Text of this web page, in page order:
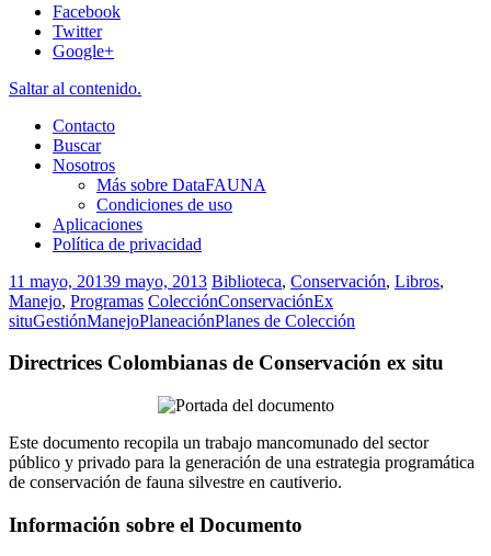
Facebook
Twitter
Google+
Saltar al contenido.
Contacto
Buscar
Nosotros
Más sobre DataFAUNA
Condiciones de uso
Aplicaciones
Política de privacidad
11 mayo, 20139 mayo, 2013 Biblioteca, Conservación, Libros,
Manejo, Programas ColecciónConservaciónEx
situGestiónManejoPlaneaciónPlanes de Colección
Directrices Colombianas de Conservación ex situ
Este documento recopila un trabajo mancomunado del sector
público y privado para la generación de una estrategia programática
de conservación de fauna silvestre en cautiverio.
Información sobre el Documento